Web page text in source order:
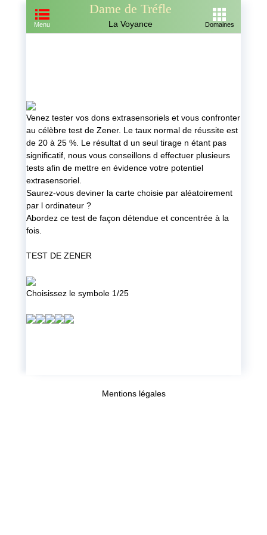
Dame de Tréfle
La Voyance
Menu Domaines
Venez tester vos dons extrasensoriels et vous confronter
au célèbre test de Zener. Le taux normal de réussite est
de 20 à 25 %. Le résultat d un seul tirage n étant pas
significatif, nous vous conseillons d effectuer plusieurs
tests afin de mettre en évidence votre potentiel
extrasensoriel.
Saurez-vous deviner la carte choisie par aléatoirement
par l ordinateur ?
Abordez ce test de façon détendue et concentrée à la
fois.
TEST DE ZENER
Choisissez le symbole 1/25
Mentions légales